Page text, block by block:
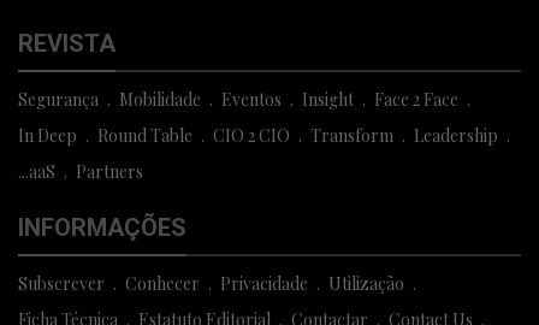
REVISTA
Segurança Mobilidade Eventos Insight
Face 2 Face
In Deep
Round Table CIO 2 CIO Transform
Leadership
...aaS
Partners
INFORMAÇÕES
Subscrever Conhecer Privacidade
Utilização
Ficha Técnica
Estatuto Editorial Contactar Contact Us